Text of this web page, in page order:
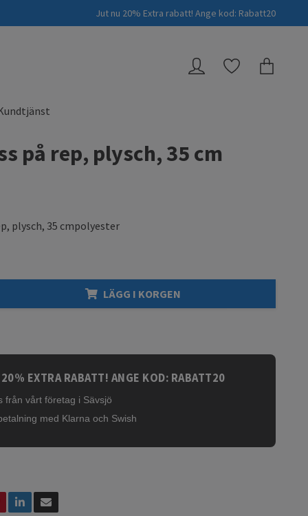
Jut nu 20% Extra rabatt! Ange kod: Rabatt20
på rep, plysch, 35 cm
plysch, 35 cmpolyester
LÄGG I KORGEN
EXTRA RABATT! ANGE KOD: RABATT20
från vårt företag i Sävsjö
med Klarna och Swish